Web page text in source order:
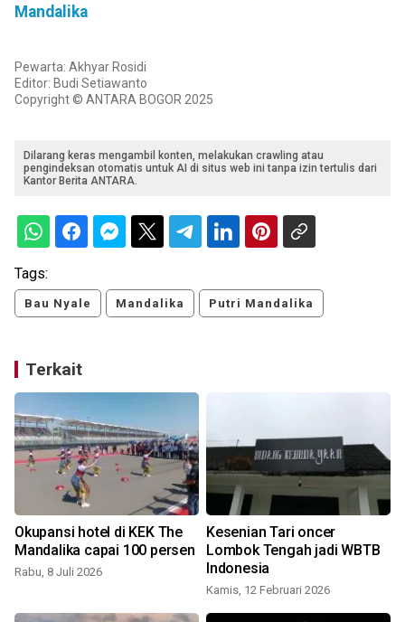
Mandalika
Pewarta: Akhyar Rosidi
Editor: Budi Setiawanto
Copyright © ANTARA BOGOR 2025
Dilarang keras mengambil konten, melakukan crawling atau
pengindeksan otomatis untuk AI di situs web ini tanpa izin tertulis dari
Kantor Berita ANTARA.
Tags:
Bau Nyale Mandalika Putri Mandalika
Terkait
Okupansi hotel di KEK The
Mandalika capai 100 persen
Rabu, 8 Juli 2026
Kesenian Tari oncer
Lombok Tengah jadi WBTB
Indonesia
Kamis, 12 Februari 2026